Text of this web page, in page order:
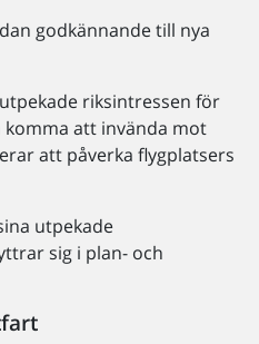
godkännande till nya
riksintressen för
att invända mot
att påverka flygplatsers
utpekade
sig i plan- och